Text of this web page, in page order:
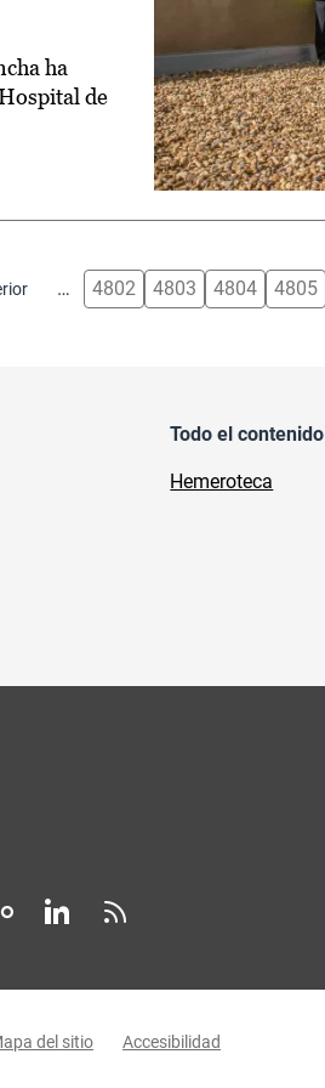
ha
de
… 4802 4803 4804 4805
Todo el contenido
Hemeroteca
del sitio Accesibilidad